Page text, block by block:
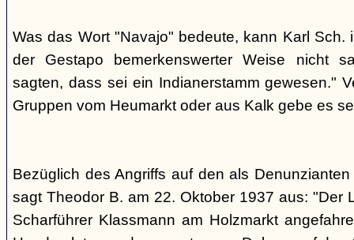
Was das Wort "Navajo" bedeute, kann Karl Sch.
der Gestapo bemerkenswerter Weise nicht
sagten, dass sei ein Indianerstamm gewesen."
Gruppen vom Heumarkt oder aus Kalk gebe es
Bezüglich des Angriffs auf den als
sagt Theodor B. am 22. Oktober 1937 aus: "Der
Scharführer Klassmann am Holzmarkt